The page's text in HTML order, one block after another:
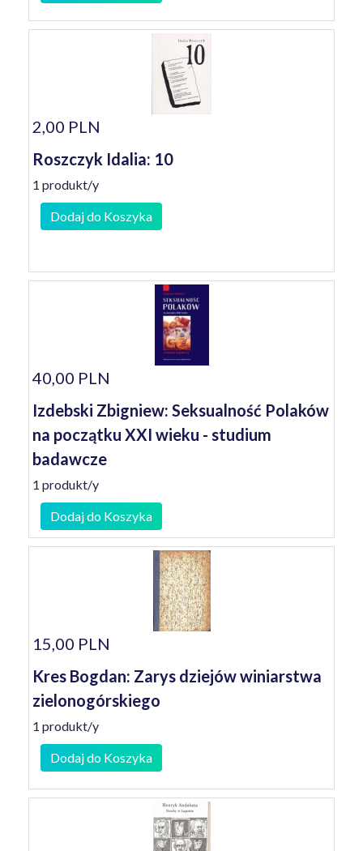
2,00 PLN
Roszczyk Idalia: 10
1 produkt/y
Dodaj do Koszyka
40,00 PLN
Izdebski Zbigniew: Seksualność Polaków
na początku XXI wieku - studium
badawcze
1 produkt/y
Dodaj do Koszyka
15,00 PLN
Kres Bogdan: Zarys dziejów winiarstwa
zielonogórskiego
1 produkt/y
Dodaj do Koszyka